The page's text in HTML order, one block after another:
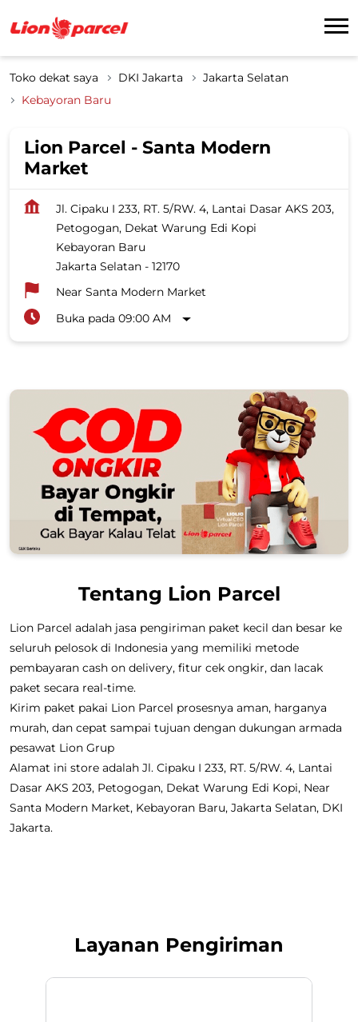
Toko dekat saya DKI Jakarta
Jakarta Selatan
Kebayoran Baru
Lion Parcel - Santa Modern
Market
Jl. Cipaku I 233, RT. 5/RW. 4, Lantai Dasar AKS 203,
Petogogan, Dekat Warung Edi Kopi
Kebayoran Baru
Jakarta Selatan - 12170
Near Santa Modern Market
Buka pada 09:00 AM
Tentang Lion Parcel
Lion Parcel adalah jasa pengiriman paket kecil dan besar ke
seluruh pelosok di Indonesia yang memiliki metode
pembayaran cash on delivery, fitur cek ongkir, dan lacak
paket secara real-time.
Kirim paket pakai Lion Parcel prosesnya aman, harganya
murah, dan cepat sampai tujuan dengan dukungan armada
pesawat Lion Grup
Alamat ini store adalah Jl. Cipaku I 233, RT. 5/RW. 4, Lantai
Dasar AKS 203, Petogogan, Dekat Warung Edi Kopi, Near
Santa Modern Market, Kebayoran Baru, Jakarta Selatan, DKI
Jakarta.
Layanan Pengiriman